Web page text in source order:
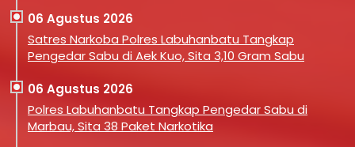
06 Agustus 2026
Satres Narkoba Polres Labuhanbatu Tangkap
Pengedar Sabu di Aek Kuo, Sita 3,10 Gram Sabu
06 Agustus 2026
Polres Labuhanbatu Tangkap Pengedar Sabu di
Marbau, Sita 38 Paket Narkotika